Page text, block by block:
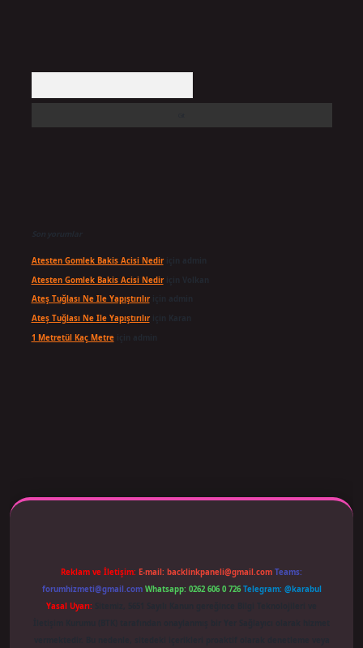
Son yorumlar
Atesten Gomlek Bakis Acisi Nediriçin
Atesten Gomlek Bakis Acisi Nediriçin
Ateş Tuğlası Ne Ile Yapıştırılıriçin
Ateş Tuğlası Ne Ile Yapıştırılıriçin
1 Metretül Kaç Metreiçin
Reklam ve İletişim: E-mail: backlinkpaneli@gmail.com Teams:
forumhizmeti@gmail.com Whatsapp: 0262 606 0 726 Telegram: @karabul
Yasal Uyarı: